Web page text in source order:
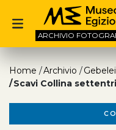
ARCHIVIO
Home Archivio
Scavi Collina